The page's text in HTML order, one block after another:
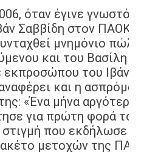
όταν έγινε γνωστό
Σαββίδη στον ΠΑΟΚ.
μνημόνιο
και του Βασίλη
του Ιβάν
και η
«Ένα μήνα
για πρώτη φορά το
που εκδήλωσε
μετοχών της ΠΑΕ.